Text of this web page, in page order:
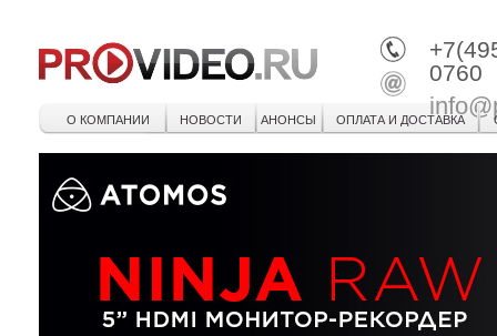
0760
О КОМПАНИИ НОВОСТИ АНОНСЫ ОПЛАТА И ДОСТАВКА